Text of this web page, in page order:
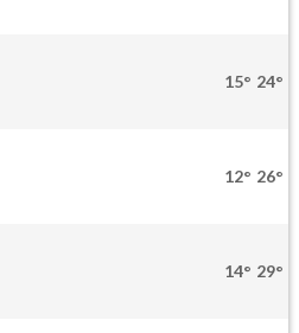
15° 24°
12° 26°
14° 29°